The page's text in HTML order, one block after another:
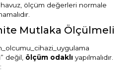
havuz, ölçüm değerleri normale
Mutlaka Ölçülmeli
değil, ölçüm odaklı yapılmalıdır.